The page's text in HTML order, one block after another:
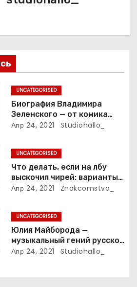
UNCATEGORISED
Биография Владимира
Зеленского — от комика
студии «Квартал 95» до
личная жизнь
Апр 24, 2021 Studiohallo_
UNCATEGORISED
Что делать, если на лбу
выскочил чирей: варианты
лечения
Апр 24, 2021 Znakcomstva_
UNCATEGORISED
Юлия Майборода —
музыкальный гений русской
эстрады и победительница
Апр 24, 2021 Studiohallo_